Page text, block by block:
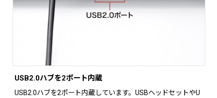
USB2.0ハブを2ポート内蔵
USB2.0ハブを2ポート内蔵しています。USBヘッドセットやU